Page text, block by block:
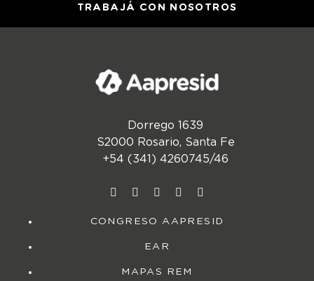
TRABAJÁ CON NOSOTROS
Dorrego 1639
S2000 Rosario, Santa Fe
+54 (341) 4260745/46
CONGRESO AAPRESID
EAR
MAPAS REM